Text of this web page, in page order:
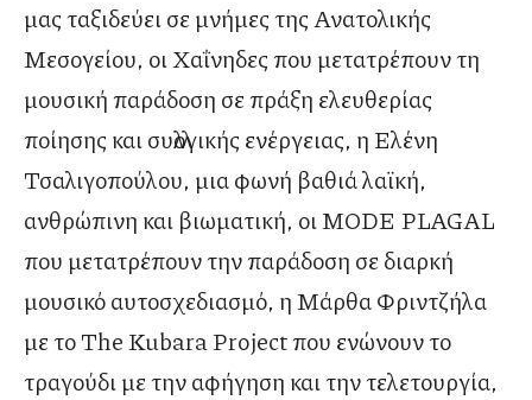
μας ταξιδεύει σε μνήμες της Ανατολικής
Μεσογείου, οι Χαΐνηδες που μετατρέπουν τη
μουσική παράδοση σε πράξη ελευθερίας
ποίησης και συλλογικής ενέργειας, η Ελένη
Τσαλιγοπούλου, μια φωνή βαθιά λαϊκή,
ανθρώπινη και βιωματική, οι MODE PLAGAL
που μετατρέπουν την παράδοση σε διαρκή
μουσικό αυτοσχεδιασμό, η Μάρθα Φριντζήλα
με το The Kubara Project που ενώνουν το
τραγούδι με την αφήγηση και την τελετουργία,